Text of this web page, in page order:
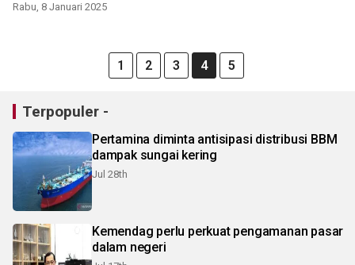
Rabu, 8 Januari 2025
1 2 3 4 5
Terpopuler -
Pertamina diminta antisipasi distribusi BBM
dampak sungai kering
Jul 28th
Kemendag perlu perkuat pengamanan pasar
dalam negeri